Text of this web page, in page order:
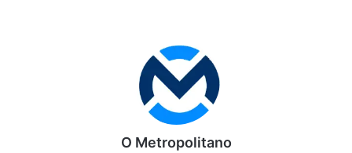
O Metropolitano